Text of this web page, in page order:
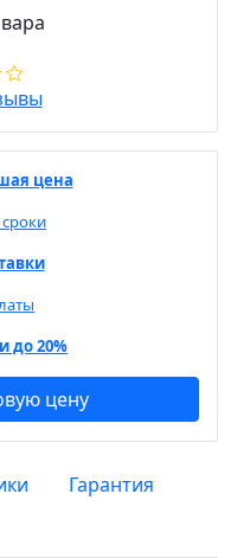
цена
до 20%
цену
Гарантия